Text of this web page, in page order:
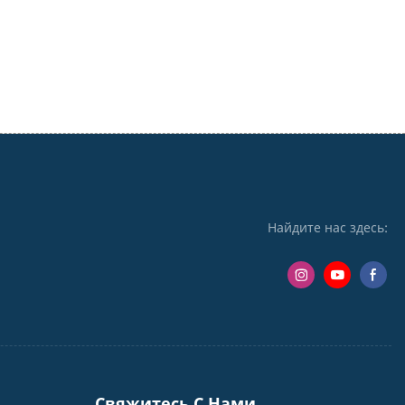
Найдите нас здесь: